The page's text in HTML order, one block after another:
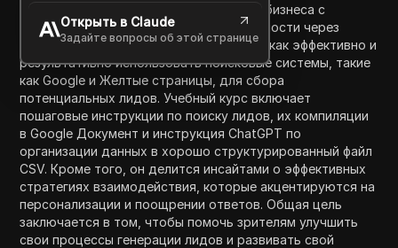
Открыть в Claude
Задайте вопросы об этой странице
квалифицированных лидов для вашего бизнеса с
использованием технологий ИИ, в частности через
ChatGPT. Бурман подробно объясняет, как эффективно и
результативно использовать поисковые системы, такие
как Google и Желтые страницы, для сбора
потенциальных лидов. Учебный курс включает
пошаговые инструкции по поиску лидов, их компиляции
в Google Документ и инструкция ChatGPT по
организации данных в хорошо структурированный файл
CSV. Кроме того, он делится инсайтами о эффективных
стратегиях взаимодействия, которые акцентируются на
персонализации и поощрении ответов. Общая цель
заключается в том, чтобы помочь зрителям улучшить
свои процессы генерации лидов и развивать свой